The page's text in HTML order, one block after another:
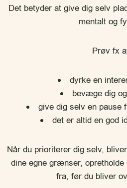
Det betyder at give dig selv
mentalt og
Prøv fx
dyrke en
bevæge dig
give dig selv en pause
det er altid en god
Når du prioriterer dig selv,
dine egne grænser,
fra, før du bliver